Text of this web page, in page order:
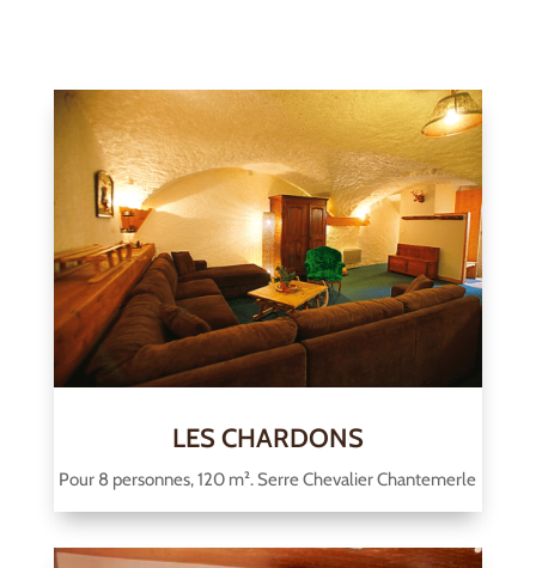
LES CHARDONS
Pour 8 personnes, 120 m². Serre Chevalier Chantemerle